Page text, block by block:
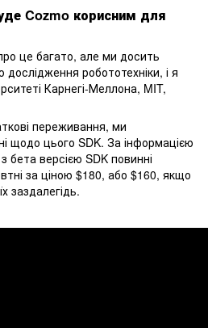
Cozmo корисним для
це багато, але ми досить
робототехніки, і я
Карнегі-Меллона, MIT,
переживання, ми
щодо цього SDK. За інформацією
бета версією SDK повинні
за ціною $180, або $160, якщо
заздалегідь.